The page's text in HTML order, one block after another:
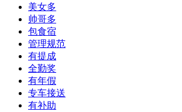
美女多
帅哥多
包食宿
管理规范
有提成
全勤奖
有年假
专车接送
有补助